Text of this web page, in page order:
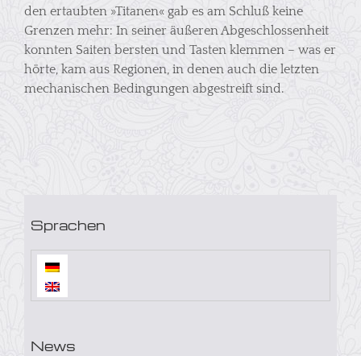
den ertaubten »Titanen« gab es am Schluß keine
Grenzen mehr: In seiner äußeren Abgeschlossenheit
konnten Saiten bersten und Tasten klemmen – was er
hörte, kam aus Regionen, in denen auch die letzten
mechanischen Bedingungen abgestreift sind.
Sprachen
News